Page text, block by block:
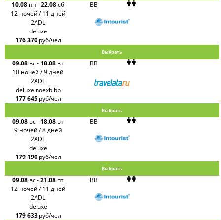
10.08 пн -22.08сб
12 ночей / 11 дней
BB
2ADL
deluxe
176 370 руб/чел
Выбрать
09.08 вс- 18.08 вт
10 ночей / 9 дней
BB
2ADL
deluxe noexb bb
177 645 руб/чел
Выбрать
09.08 вс- 18.08 вт
9 ночей / 8 дней
BB
2ADL
deluxe
179 190 руб/чел
Выбрать
09.08 вс-21.08 пт
12 ночей / 11 дней
BB
2ADL
deluxe
179 633 руб/чел